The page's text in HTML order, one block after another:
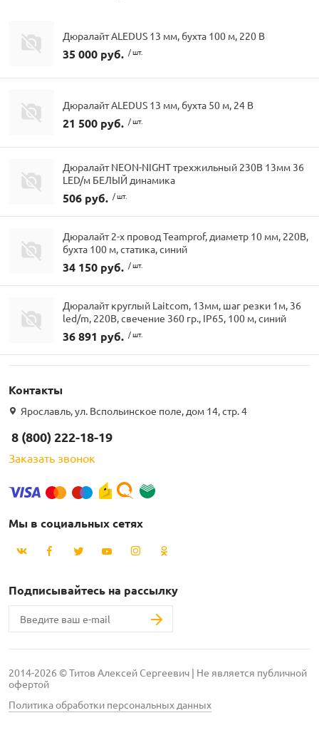
Дюралайт ALEDUS 13 мм, бухта 100 м, 220 В
35 000 руб. / шт.
Дюралайт ALEDUS 13 мм, бухта 50 м, 24 В
21 500 руб. / шт.
Дюралайт NEON-NIGHT трехжильный 230В 13мм 36
LED/м БЕЛЫЙ динамика
506 руб. / шт.
Дюралайт 2-х провод Teamprof, диаметр 10 мм, 220В,
бухта 100 м, статика, синий
34 150 руб. / шт.
Дюралайт круглый Laitcom, 13мм, шаг резки 1м, 36
led/m, 220В, свечение 360 гр., IP65, 100 м, синий
36 891 руб. / шт.
Контакты
Ярославль, ул. Вспольинское поле, дом 14, стр. 4
8 (800) 222-18-19
Заказать звонок
Мы в социальных сетях
Подписывайтесь на рассылку
2014-2026 © Титов Алексей Сергеевич | Не является публичной
офертой
Политика обработки персональных данных